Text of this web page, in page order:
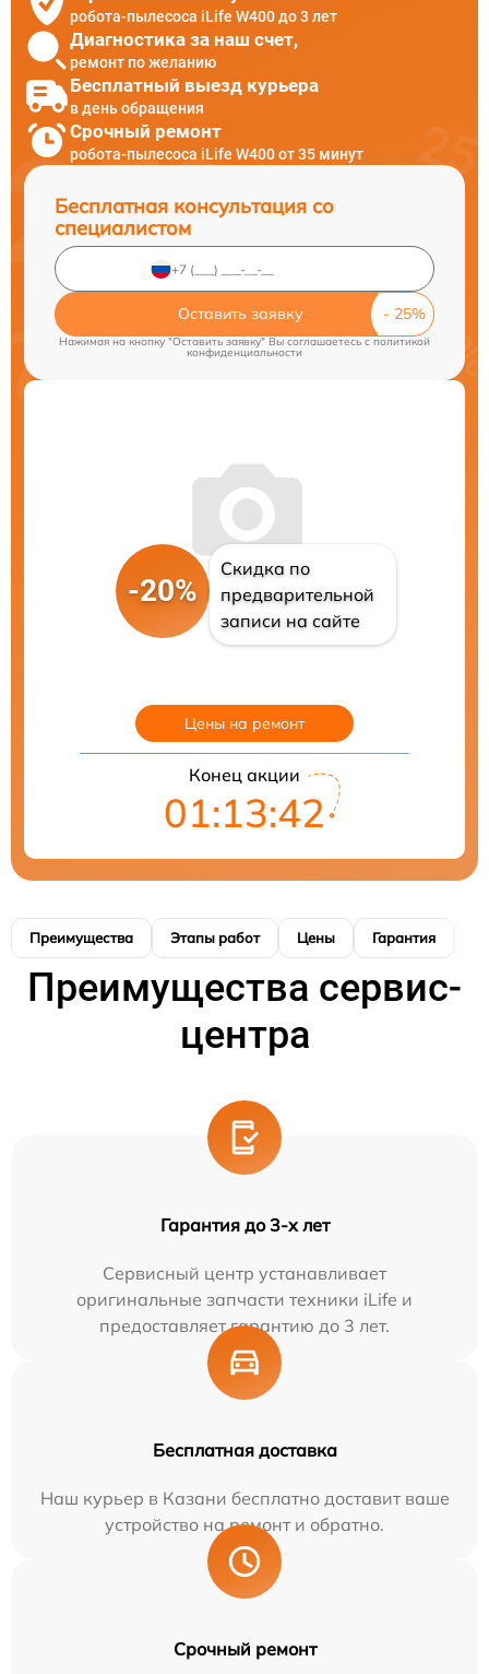
робота-пылесоса iLife W400 до 3 лет
Диагностика за наш счет,
ремонт по желанию
Бесплатный выезд курьера
в день обращения
Срочный ремонт
робота-пылесоса iLife W400 от 35 минут
Бесплатная консультация со
специалистом
Оставить заявку
Нажимая на кнопку "Оставить заявку" Вы соглашаетесь c политикой
конфиденциальности
-20%
Скидка по
предварительной
записи на сайте
Цены на ремонт
Конец акции
01:13:42
Преимущества Этапы работ Цены Гарантия
Преимущества сервис-
центра
Гарантия до 3-х лет
Сервисный центр устанавливает
оригинальные запчасти техники iLife и
предоставляет гарантию до 3 лет.
Бесплатная доставка
Наш курьер в Казани бесплатно доставит ваше
устройство на ремонт и обратно.
Срочный ремонт